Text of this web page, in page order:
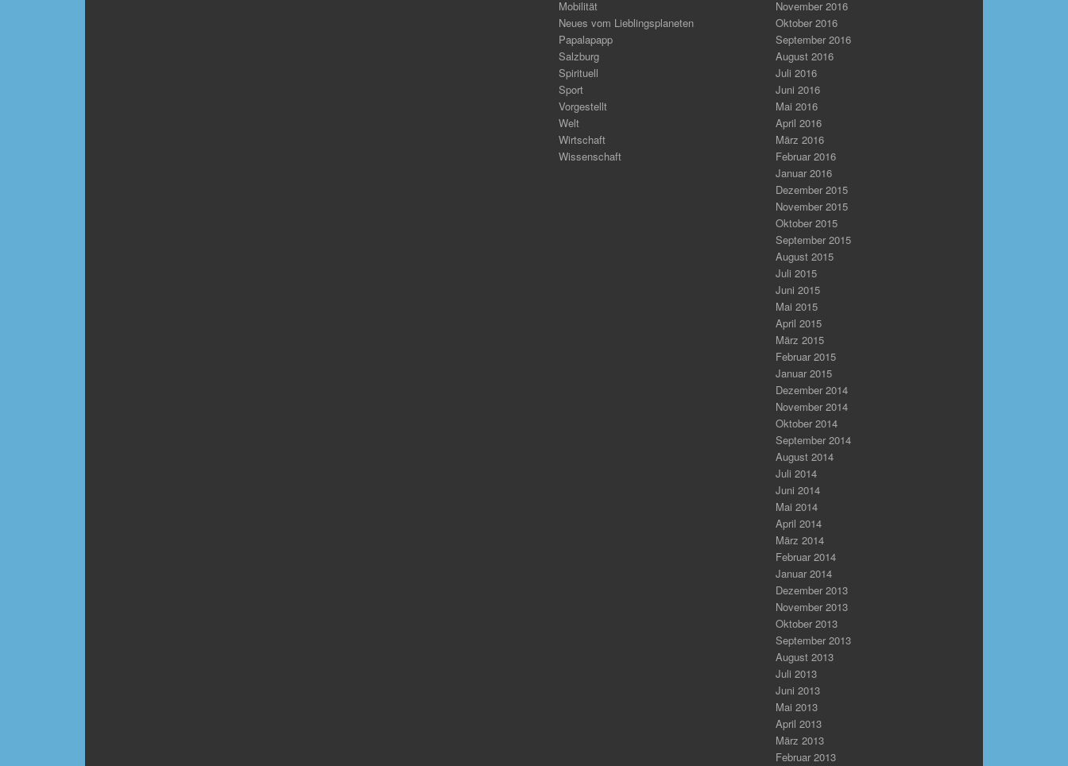
Mobilität
Neues vom Lieblingsplaneten
Papalapapp
Salzburg
Spirituell
Sport
Vorgestellt
Welt
Wirtschaft
Wissenschaft
November 2016
Oktober 2016
September 2016
August 2016
Juli 2016
Juni 2016
Mai 2016
April 2016
März 2016
Februar 2016
Januar 2016
Dezember 2015
November 2015
Oktober 2015
September 2015
August 2015
Juli 2015
Juni 2015
Mai 2015
April 2015
März 2015
Februar 2015
Januar 2015
Dezember 2014
November 2014
Oktober 2014
September 2014
August 2014
Juli 2014
Juni 2014
Mai 2014
April 2014
März 2014
Februar 2014
Januar 2014
Dezember 2013
November 2013
Oktober 2013
September 2013
August 2013
Juli 2013
Juni 2013
Mai 2013
April 2013
März 2013
Februar 2013